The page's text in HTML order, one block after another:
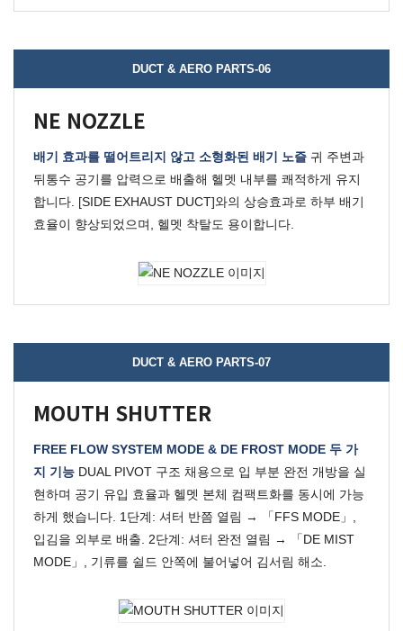
DUCT & AERO PARTS-06
NE NOZZLE
배기 효과를 떨어트리지 않고 소형화된 배기 노즐 귀 주변과
뒤통수 공기를 압력으로 배출해 헬멧 내부를 쾌적하게 유지
합니다. [SIDE EXHAUST DUCT]와의 상승효과로 하부 배기
효율이 향상되었으며, 헬멧 착탈도 용이합니다.
DUCT & AERO PARTS-07
MOUTH SHUTTER
FREE FLOW SYSTEM MODE & DE FROST MODE 두 가
지 기능 DUAL PIVOT 구조 채용으로 입 부분 완전 개방을 실
현하며 공기 유입 효율과 헬멧 본체 컴팩트화를 동시에 가능
하게 했습니다. 1단계: 셔터 반쯤 열림 → 「FFS MODE」,
입김을 외부로 배출. 2단계: 셔터 완전 열림 → 「DE MIST
MODE」, 기류를 쉴드 안쪽에 불어넣어 김서림 해소.